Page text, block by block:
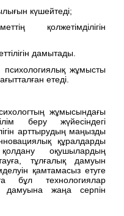
күшейтеді;
қолжетімділігін
дамытады.
жұмысты
етеді.
жұмысындағы
беру жүйесіндегі
арттырудың маңызды
құралдарды
оқушылардың
тұлғалық дамуын
қамтамасыз етуге
бұл технологиялар
дамуына жаңа серпін